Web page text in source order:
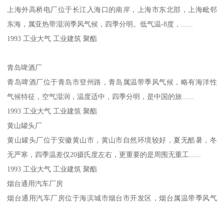
上海外高桥电厂位于长江入海口的南岸，上海市东北部，上海毗邻
东海，属亚热带湿润季风气候，四季分明。低气温-8度，......
1993 工业大气 工业建筑 聚酯
青岛啤酒厂
青岛啤酒厂位于青岛市登州路，青岛属温带季风气候，略有海洋性
气候特征，空气湿润，温度适中，四季分明，是中国的旅......
1993 工业大气 工业建筑 聚酯
黄山罐头厂
黄山罐头厂位于安徽黄山市，黄山市自然环境较好，夏无酷暑，冬
无严寒，四季温差仅20摄氏度左右，更重要的是周围无重工......
1993 工业大气 工业建筑 聚酯
烟台通用汽车厂房
烟台通用汽车厂房位于海滨城市烟台市开发区，烟台属温带季风气